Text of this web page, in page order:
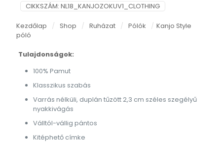
CIKKSZÁM: NL18_KANJOZOKUV1_CLOTHING
Kezdőlap / Shop / Ruházat / Pólók / Kanjo Style
póló
Tulajdonságok:
100% Pamut
Klasszikus szabás
Varrás nélküli, duplán tűzött 2,3 cm széles szegélyű
nyakkivágás
Válltól-vállig pántos
Kitéphető címke